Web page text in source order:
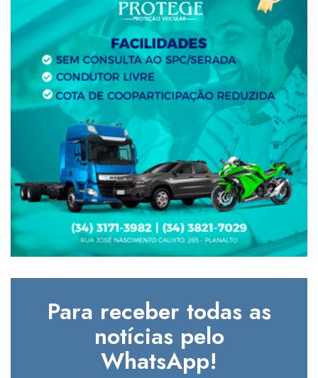
Para receber todas as
notícias pelo
WhatsApp!